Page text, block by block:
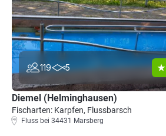
119 5
Diemel (Helminghausen)
Fischarten: Karpfen, Flussbarsch
Fluss bei 34431 Marsberg